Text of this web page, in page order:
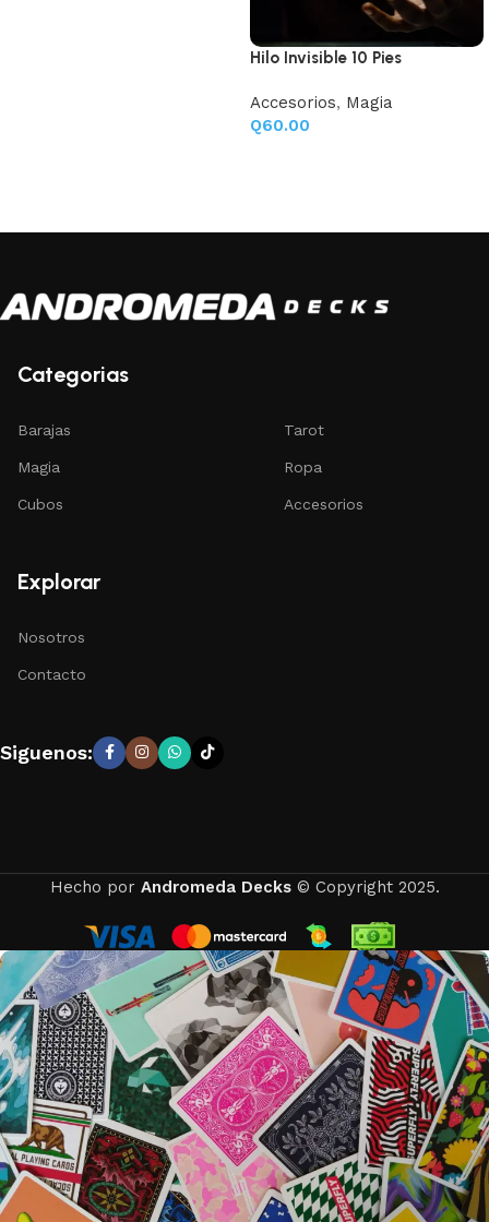
Hilo Invisible 10 Pies
Accesorios, Magia
Q60.00
Categorias
Barajas
Magia
Cubos
Tarot
Ropa
Accesorios
Explorar
Nosotros
Contacto
Siguenos:
Hecho por Andromeda Decks© Copyright 2025.